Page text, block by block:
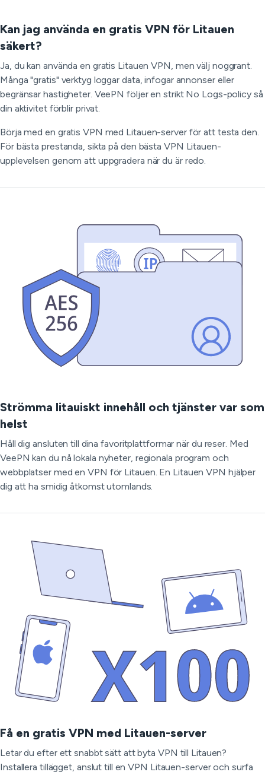
Kan jag använda en gratis VPN för Litauen
säkert?
Ja, du kan använda en gratis Litauen VPN, men välj noggrant.
Många "gratis" verktyg loggar data, infogar annonser eller
begränsar hastigheter. VeePN följer en strikt No Logs-policy så
din aktivitet förblir privat.
Börja med en gratis VPN med Litauen-server för att testa den.
För bästa prestanda, sikta på den bästa VPN Litauen-
upplevelsen genom att uppgradera när du är redo.
Strömma litauiskt innehåll och tjänster var som
helst
Håll dig ansluten till dina favoritplattformar när du reser. Med
VeePN kan du nå lokala nyheter, regionala program och
webbplatser med en VPN för Litauen. En Litauen VPN hjälper
dig att ha smidig åtkomst utomlands.
Få en gratis VPN med Litauen-server
Letar du efter ett snabbt sätt att byta VPN till Litauen?
Installera tillägget, anslut till en VPN Litauen-server och surfa